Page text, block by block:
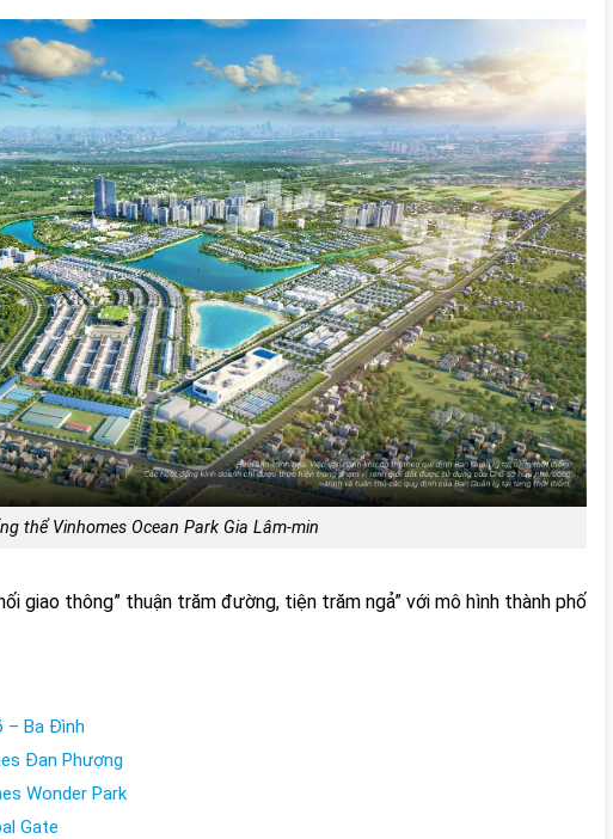
thể Vinhomes Ocean Park Gia Lâm-min
giao thông” thuận trăm đường, tiện trăm ngả” với mô hình thành phố
– Ba Đình
Đan Phượng
Wonder Park
Gate